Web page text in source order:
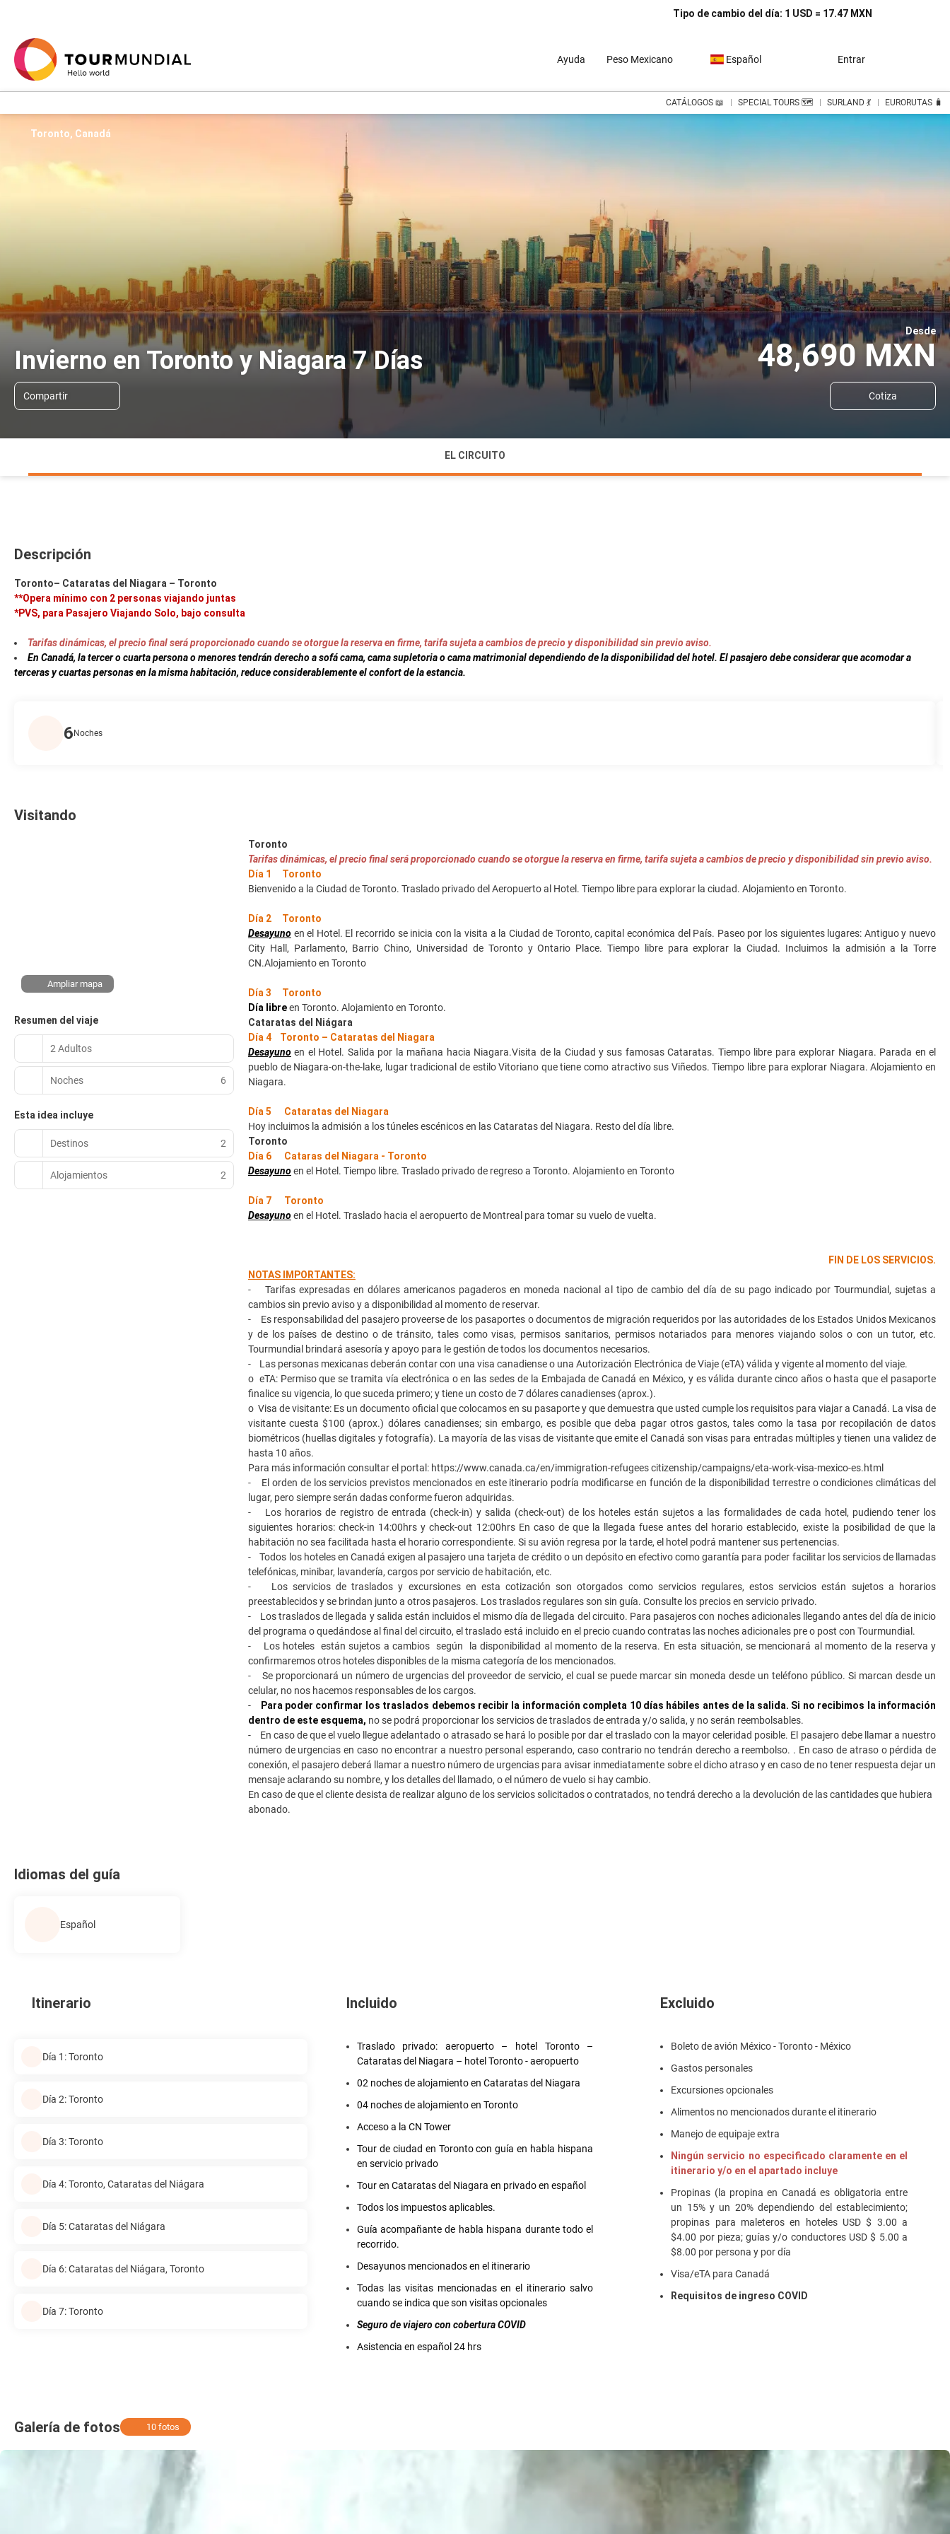
Tipo de cambio del día: 1 USD = 17.47 MXN
Ayuda Peso Mexicano Español Entrar
CATÁLOGOS 📖 SPECIAL TOURS 🗺️ SURLAND 💃 EURORUTAS 🧳
Invierno en Toronto y Niagara 7 Días
Desde
48,690 MXN
Compartir Cotiza
Toronto, Canadá
EL CIRCUITO
Descripción
Toronto– Cataratas del Niagara – Toronto
**Opera mínimo con 2 personas viajando juntas
*PVS, para Pasajero Viajando Solo, bajo consulta
Tarifas dinámicas, el precio final será proporcionado cuando se otorgue la reserva en firme, tarifa sujeta a cambios de precio y disponibilidad sin previo aviso.
En Canadá, la tercer o cuarta persona o menores tendrán derecho a sofá cama, cama supletoria o cama matrimonial dependiendo de la disponibilidad del hotel. El pasajero debe considerar que acomodar a
terceras y cuartas personas en la misma habitación, reduce considerablemente el confort de la estancia.
6 Noches
Visitando
Ampliar mapa
Resumen del viaje
2 Adultos
Noches 6
Esta idea incluye
Destinos 2
Alojamientos 2
Toronto
Tarifas dinámicas, el precio final será proporcionado cuando se otorgue la reserva en firme, tarifa sujeta a cambios de precio y disponibilidad sin previo aviso.
Día 1 Toronto
Bienvenido a la Ciudad de Toronto. Traslado privado del Aeropuerto al Hotel. Tiempo libre para explorar la ciudad. Alojamiento en Toronto.
Día 2 Toronto
Desayuno en el Hotel. El recorrido se inicia con la visita a la Ciudad de Toronto, capital económica del País. Paseo por los siguientes lugares: Antiguo y nuevo
City Hall, Parlamento, Barrio Chino, Universidad de Toronto y Ontario Place. Tiempo libre para explorar la Ciudad. Incluimos la admisión a la Torre
CN.Alojamiento en Toronto
Día 3 Toronto
Día libreen Toronto. Alojamiento en Toronto.
Cataratas del Niágara
Día 4 Toronto – Cataratas del Niagara
Desayuno en el Hotel. Salida por la mañana hacia Niagara.Visita de la Ciudad y sus famosas Cataratas. Tiempo libre para explorar Niagara. Parada en el
pueblo de Niagara-on-the-lake, lugar tradicional de estilo Vitoriano que tiene como atractivo sus Viñedos. Tiempo libre para explorar Niagara. Alojamiento en
Niagara.
Día 5 Cataratas del Niagara
Hoy incluimos la admisión a los túneles escénicos en las Cataratas del Niagara. Resto del día libre.
Toronto
Día 6 Cataras del Niagara - Toronto
Desayunoen el Hotel. Tiempo libre. Traslado privado de regreso a Toronto. Alojamiento en Toronto
Día 7 Toronto
Desayunoen el Hotel. Traslado hacia el aeropuerto de Montreal para tomar su vuelo de vuelta.
FIN DE LOS SERVICIOS.
NOTAS IMPORTANTES:
- Tarifas expresadas en dólares americanos pagaderos en moneda nacional al tipo de cambio del día de su pago indicado por Tourmundial, sujetas a
cambios sin previo aviso y a disponibilidad al momento de reservar.
- Es responsabilidad del pasajero proveerse de los pasaportes o documentos de migración requeridos por las autoridades de los Estados Unidos Mexicanos
y de los países de destino o de tránsito, tales como visas, permisos sanitarios, permisos notariados para menores viajando solos o con un tutor, etc.
Tourmundial brindará asesoría y apoyo para le gestión de todos los documentos necesarios.
- Las personas mexicanas deberán contar con una visa canadiense o una Autorización Electrónica de Viaje (eTA) válida y vigente al momento del viaje.
o eTA: Permiso que se tramita vía electrónica o en las sedes de la Embajada de Canadá en México, y es válida durante cinco años o hasta que el pasaporte
finalice su vigencia, lo que suceda primero; y tiene un costo de 7 dólares canadienses (aprox.).
o Visa de visitante: Es un documento oficial que colocamos en su pasaporte y que demuestra que usted cumple los requisitos para viajar a Canadá. La visa de
visitante cuesta $100 (aprox.) dólares canadienses; sin embargo, es posible que deba pagar otros gastos, tales como la tasa por recopilación de datos
biométricos (huellas digitales y fotografía). La mayoría de las visas de visitante que emite el Canadá son visas para entradas múltiples y tienen una validez de
hasta 10 años.
Para más información consultar el portal: https://www.canada.ca/en/immigration-refugees citizenship/campaigns/eta-work-visa-mexico-es.html
- El orden de los servicios previstos mencionados en este itinerario podría modificarse en función de la disponibilidad terrestre o condiciones climáticas del
lugar, pero siempre serán dadas conforme fueron adquiridas.
- Los horarios de registro de entrada (check-in) y salida (check-out) de los hoteles están sujetos a las formalidades de cada hotel, pudiendo tener los
siguientes horarios: check-in 14:00hrs y check-out 12:00hrs En caso de que la llegada fuese antes del horario establecido, existe la posibilidad de que la
habitación no sea facilitada hasta el horario correspondiente. Si su avión regresa por la tarde, el hotel podrá mantener sus pertenencias.
- Todos los hoteles en Canadá exigen al pasajero una tarjeta de crédito o un depósito en efectivo como garantía para poder facilitar los servicios de llamadas
telefónicas, minibar, lavandería, cargos por servicio de habitación, etc.
- Los servicios de traslados y excursiones en esta cotización son otorgados como servicios regulares, estos servicios están sujetos a horarios
preestablecidos y se brindan junto a otros pasajeros. Los traslados regulares son sin guía. Consulte los precios en servicio privado.
- Los traslados de llegada y salida están incluidos el mismo día de llegada del circuito. Para pasajeros con noches adicionales llegando antes del día de inicio
del programa o quedándose al final del circuito, el traslado está incluido en el precio cuando contratas las noches adicionales pre o post con Tourmundial.
- Los hoteles están sujetos a cambios según la disponibilidad al momento de la reserva. En esta situación, se mencionará al momento de la reserva y
confirmaremos otros hoteles disponibles de la misma categoría de los mencionados.
- Se proporcionará un número de urgencias del proveedor de servicio, el cual se puede marcar sin moneda desde un teléfono público. Si marcan desde un
celular, no nos hacemos responsables de los cargos.
-
Para poder confirmar los traslados debemos recibir la información completa 10 días hábiles antes de la salida. Si no recibimos la información
dentro de este esquema, no se podrá proporcionar los servicios de traslados de entrada y/o salida, y no serán reembolsables.
- En caso de que el vuelo llegue adelantado o atrasado se hará lo posible por dar el traslado con la mayor celeridad posible. El pasajero debe llamar a nuestro
número de urgencias en caso no encontrar a nuestro personal esperando, caso contrario no tendrán derecho a reembolso. . En caso de atraso o pérdida de
conexión, el pasajero deberá llamar a nuestro número de urgencias para avisar inmediatamente sobre el dicho atraso y en caso de no tener respuesta dejar un
mensaje aclarando su nombre, y los detalles del llamado, o el número de vuelo si hay cambio.
En caso de que el cliente desista de realizar alguno de los servicios solicitados o contratados, no tendrá derecho a la devolución de las cantidades que hubiera
abonado.
Idiomas del guía
Español
Itinerario
Día 1: Toronto
Día 2: Toronto
Día 3: Toronto
Día 4: Toronto, Cataratas del Niágara
Día 5: Cataratas del Niágara
Día 6: Cataratas del Niágara, Toronto
Día 7: Toronto
Incluido
Traslado privado: aeropuerto – hotel Toronto –
Cataratas del Niagara – hotel Toronto - aeropuerto
02 noches de alojamiento en Cataratas del Niagara
04 noches de alojamiento en Toronto
Acceso a la CN Tower
Tour de ciudad en Toronto con guía en habla hispana
en servicio privado
Tour en Cataratas del Niagara en privado en español
Todos los impuestos aplicables.
Guía acompañante de habla hispana durante todo el
recorrido.
Desayunos mencionados en el itinerario
Todas las visitas mencionadas en el itinerario salvo
cuando se indica que son visitas opcionales
Seguro de viajero con cobertura COVID
Asistencia en español 24 hrs
Excluido
Boleto de avión México - Toronto - México
Gastos personales
Excursiones opcionales
Alimentos no mencionados durante el itinerario
Manejo de equipaje extra
Ningún servicio no especificado claramente en el
itinerario y/o en el apartado incluye
Propinas (la propina en Canadá es obligatoria entre
un 15% y un 20% dependiendo del establecimiento;
propinas para maleteros en hoteles USD $ 3.00 a
$4.00 por pieza; guías y/o conductores USD $ 5.00 a
$8.00 por persona y por día
Visa/eTA para Canadá
Requisitos de ingreso COVID
Galería de fotos 10 fotos